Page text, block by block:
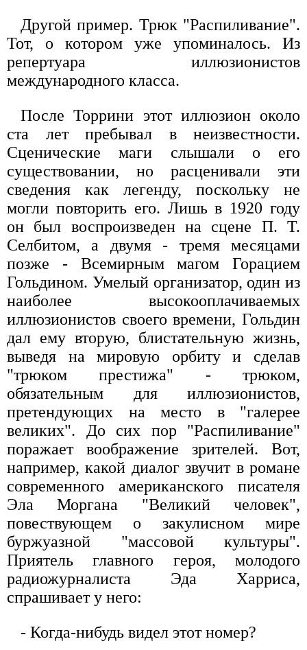
Другой пример. Трюк "Распиливание".
Тот, о котором уже упоминалось. Из
репертуара иллюзионистов
международного класса.
После Торрини этот иллюзион около
ста лет пребывал в неизвестности.
Сценические маги слышали о его
существовании, но расценивали эти
сведения как легенду, поскольку не
могли повторить его. Лишь в 1920 году
он был воспроизведен на сцене П. Т.
Селбитом, а двумя - тремя месяцами
позже - Всемирным магом Горацием
Гольдином. Умелый организатор, один из
наиболее высокооплачиваемых
иллюзионистов своего времени, Гольдин
дал ему вторую, блистательную жизнь,
выведя на мировую орбиту и сделав
"трюком престижа" - трюком,
обязательным для иллюзионистов,
претендующих на место в "галерее
великих". До сих пор "Распиливание"
поражает воображение зрителей. Вот,
например, какой диалог звучит в романе
современного американского писателя
Эла Моргана "Великий человек",
повествующем о закулисном мире
буржуазной "массовой культуры".
Приятель главного героя, молодого
радиожурналиста Эда Харриса,
спрашивает у него:
- Когда-нибудь видел этот номер?